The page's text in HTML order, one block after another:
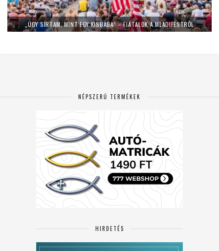
„ÚGY SÍRTAM, MINT EGY KISBABA” – FIATALOK A MLADIFESTRŐL
NÉPSZERŰ TERMÉKEK
HIRDETÉS